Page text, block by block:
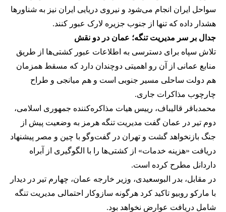
سواحل ایران انجام می‌شود و نیروی دریایی ایران نیز به شناورها
هشدار داده که تنها از جنوب جزیره لارک عبور کنند.
جدال بر سر مدیریت تنگه؛ عمان در دو نقش
تلاش سپاه برای دسترسی به اطلاعات عبور کشتی‌ها از طریق
منابع عمانی از آن رو اهمیتی دوچندان دارد که مسقط همزمان
هم دولت ساحلی مسیر جنوبی است و هم میانجی و طراح
چارچوب مذاکرات جاری.
محمدباقر قالیباف، رییس هیات مذاکره‌کننده جمهوری اسلامی،
دوم تیر در عمان گفت مدیریت تنگه هرمز به وضعیت پیش از
جنگ بازنخواهد گشت و تهران در گفت‌وگو با چین و مصر پیشنهاد
دریافت «هزینه خدمات» از کشتی‌ها را با الگوگیری از آبراه
داردانل مطرح کرده است.
در مقابل، بدر البوسعیدی، وزیر خارجه عمان، چهارم تیر در دیدار
با مارکو روبیو تاکید کرد هرگونه سازوکار احتمالی مدیریت تنگه
شامل دریافت عوارض نخواهد بود.